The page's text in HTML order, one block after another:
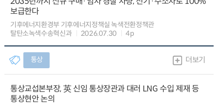
보급한다
기후에너지환경부 기후에너지정책실 녹색전환정책관
탈탄소녹색수송혁신과
2026.07.30 4p
통상 더보기
통상교섭본부장, 英 신임 통상장관과 대러 LNG 수입 제재 등
통상현안 논의